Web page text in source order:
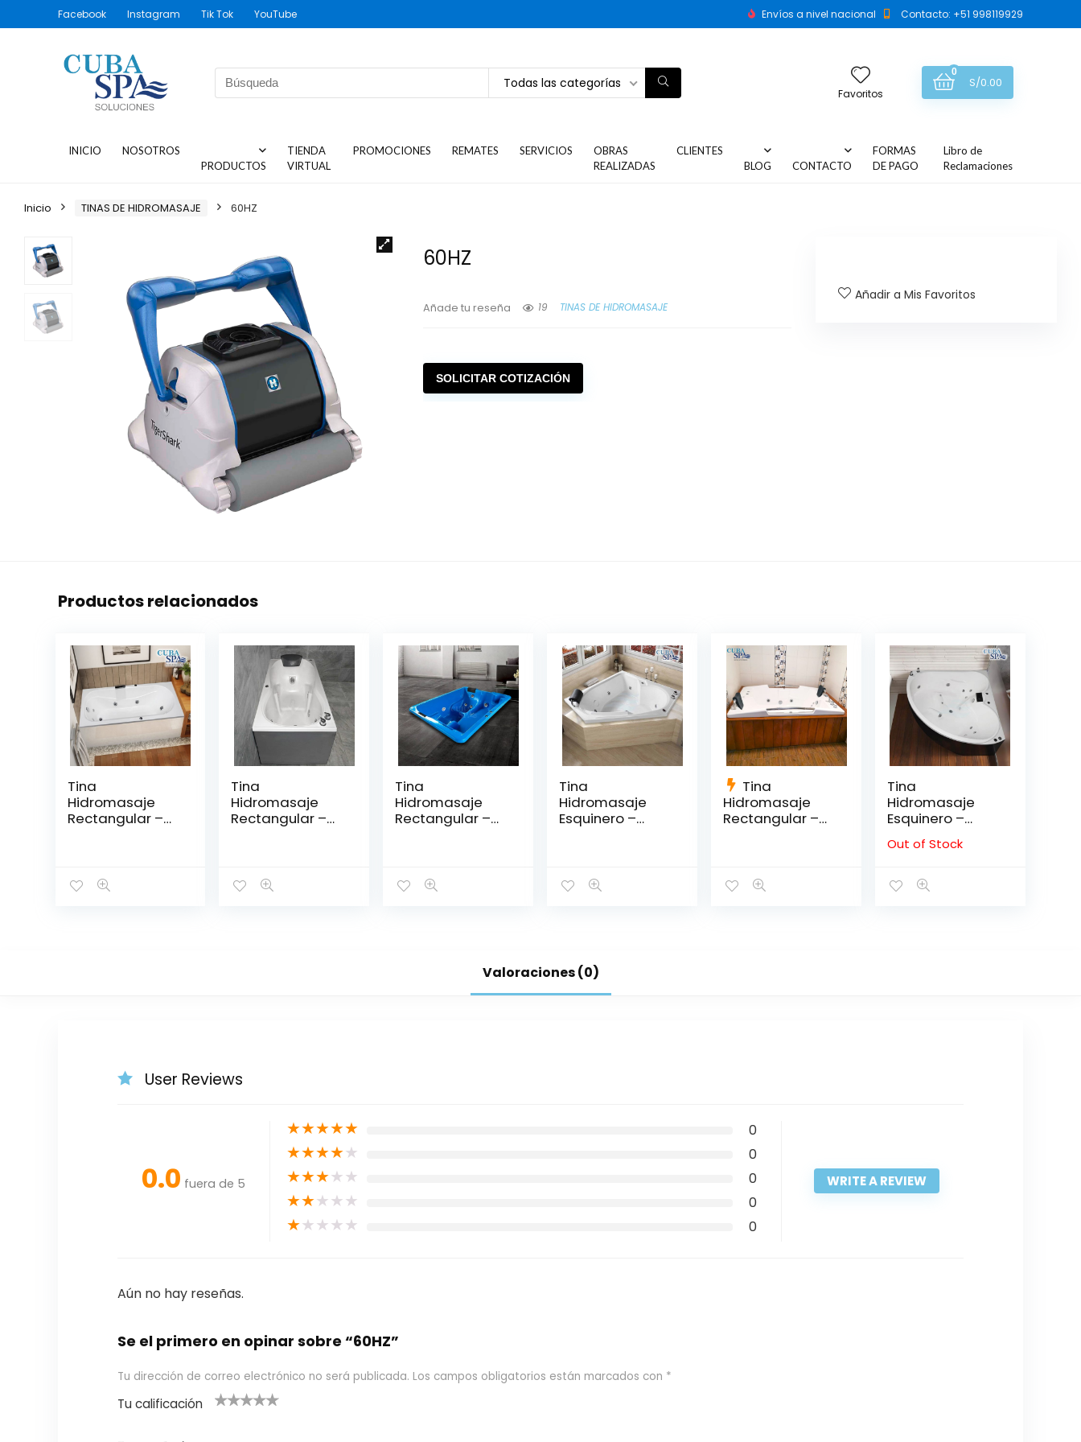
Facebook Instagram Tik Tok YouTube Envíos a nivel nacional Contacto: +51 998119929
Todas las categorías
Favoritos
0
S/0.00
INICIO
NOSOTROS
PRODUCTOS
TIENDA
VIRTUAL
PROMOCIONES REMATES SERVICIOS
OBRAS
REALIZADAS
CLIENTES
BLOG
CONTACTO
FORMAS
DE PAGO
Libro de
Reclamaciones
Inicio TINAS DE HIDROMASAJE 60HZ
60HZ
Añade tu reseña 19 TINAS DE HIDROMASAJE
SOLICITAR COTIZACIÓN
Añadir a Mis Favoritos
Productos relacionados
Tina
Hidromasaje
Rectangular –
Tina
Hidromasaje
Rectangular –
Tina
Hidromasaje
Rectangular –
Tina
Hidromasaje
Esquinero –
Tina
Hidromasaje
Rectangular –
Tina
Hidromasaje
Esquinero –
HANSE 150*150
Out of Stock
Valoraciones (0)
User Reviews
0.0 fuera de 5
★★★★★ 0
★★★★★ 0
★★★★★ 0
★★★★★ 0
★★★★★ 0
WRITE A REVIEW
Aún no hay reseñas.
Se el primero en opinar sobre “60HZ”
Tu dirección de correo electrónico no será publicada. Los campos obligatorios están marcados con *
Tu calificación